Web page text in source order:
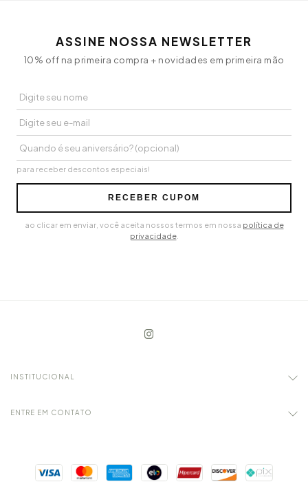
ASSINE NOSSA NEWSLETTER
10% off na primeira compra + novidades em primeira mão
para receber descontos especiais!
RECEBER CUPOM
ao clicar em enviar, você aceita nossos termos em nossa política de
privacidade.
INSTITUCIONAL
ENTRE EM CONTATO